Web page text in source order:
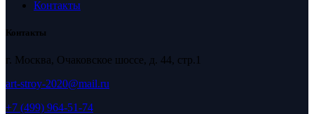
Контакты
Контакты
г. Москва, Очаковское шоссе, д. 44, стр.1
art-stroy-2020@mail.ru
+7 (499) 964-51-74